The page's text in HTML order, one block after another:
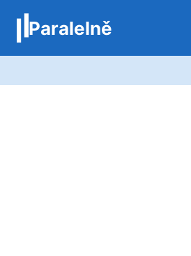
obsah
Paralelně